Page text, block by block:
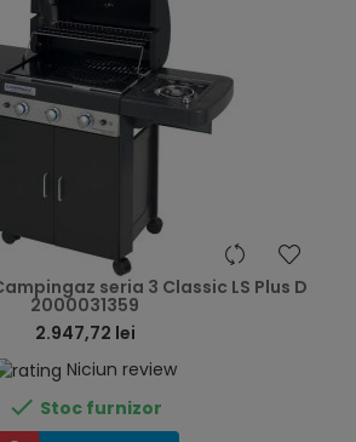
seria 3 Classic LS Plus D
2000031359
2.947,72 lei
Niciun review
 Stoc furnizor